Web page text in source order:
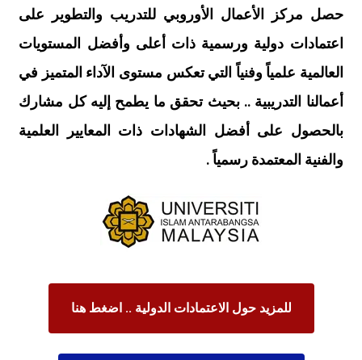
حصل مركز الأعمال الأوروبي للتدريب والتطوير على
اعتمادات دولية ورسمية ذات أعلى وأفضل المستويات
العالمية علمياً وفنياً التي تعكس مستوى الآداء المتميز في
أعمالنا التدريبية .. بحيث تحقق ما يطمح إليه كل مشارك
بالحصول على أفضل الشهادات ذات المعايير العلمية
والفنية المعتمدة رسمياً .
للمزيد حول الاعتمادات الدولية .. اضغط هنا